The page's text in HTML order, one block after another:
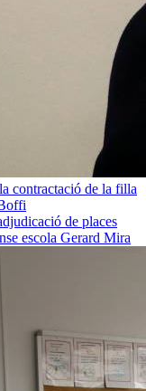
contractació de la filla
de places
escola Gerard Mira